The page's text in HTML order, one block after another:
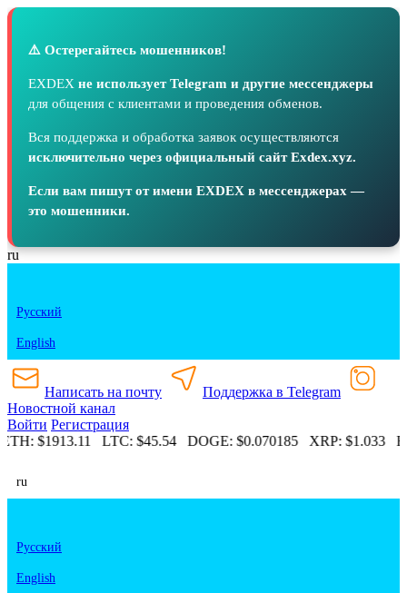
⚠️ Остерегайтесь мошенников!
EXDEX не использует Telegram и другие мессенджеры
для общения с клиентами и проведения обменов.
Вся поддержка и обработка заявок осуществляются
исключительно через официальный сайт Exdex.xyz.
Если вам пишут от имени EXDEX в мессенджерах —
это мошенники.
ru
Русский
English
Написать на почту
Поддержка в Telegram
Новостной канал
Войти Регистрация
$1913.11 LTC:$45.54 DOGE:$0.070185 XRP:$1.033
ru
Русский
English